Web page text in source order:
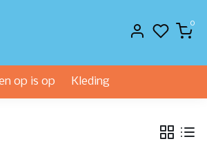
0
op is op Kleding